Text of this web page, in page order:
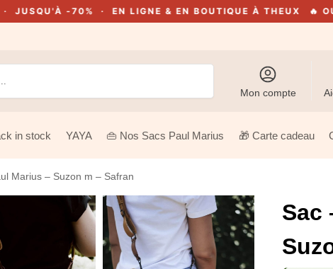
70% · EN LIGNE & EN BOUTIQUE À THEUX 🔥 OUTLET
Mon compte
in stock YAYA 👜 Nos Sacs Paul Marius 🎁 Carte cadeau
Marius – Suzon m – Safran
Sac